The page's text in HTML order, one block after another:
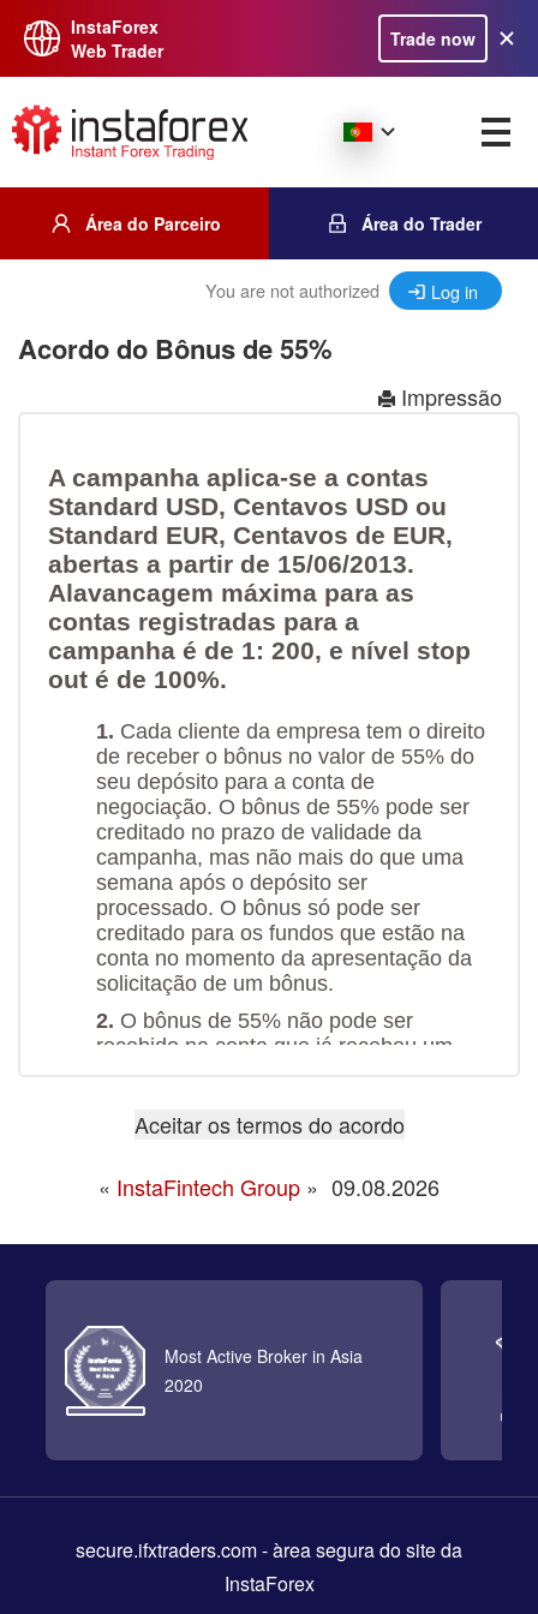
InstaForex
Web Trader
Trade now
Área do Parceiro Área do Trader
You are not authorized Log in
Acordo do Bônus de 55%
Impressão
« InstaFintech Group » 09.08.2026
Most Active Broker in Asia
2020
secure.ifxtraders.com- àrea segura do site da
InstaForex